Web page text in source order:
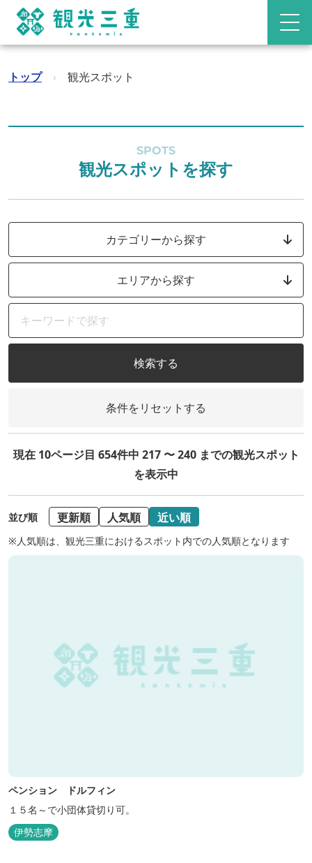
トップ › 観光スポット
SPOTS
観光スポットを探す
カテゴリーから探す
エリアから探す
検索する
条件をリセットする
現在 10ページ目 654件中 217 〜 240 までの観光スポット
を表示中
並び順 更新順 人気順 近い順
※人気順は、観光三重におけるスポット内での人気順となります
ペンション ドルフィン
１５名～で小団体貸切り可。
伊勢志摩